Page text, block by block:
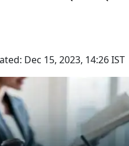
Dec 15, 2023, 14:26 IST